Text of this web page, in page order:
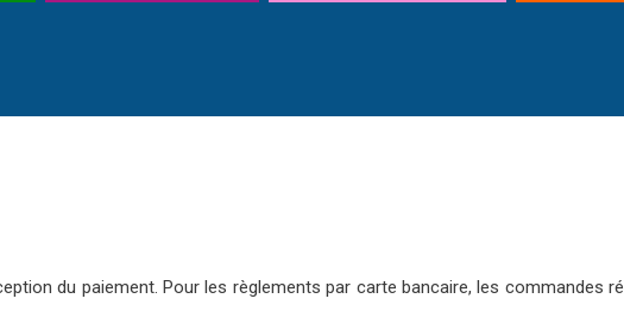
du paiement. Pour les règlements par carte bancaire, les commandes